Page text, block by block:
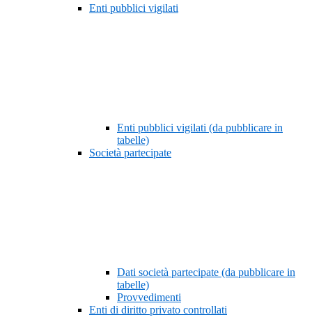
Enti pubblici vigilati
Enti pubblici vigilati (da pubblicare in
tabelle)
Società partecipate
Dati società partecipate (da pubblicare in
tabelle)
Provvedimenti
Enti di diritto privato controllati